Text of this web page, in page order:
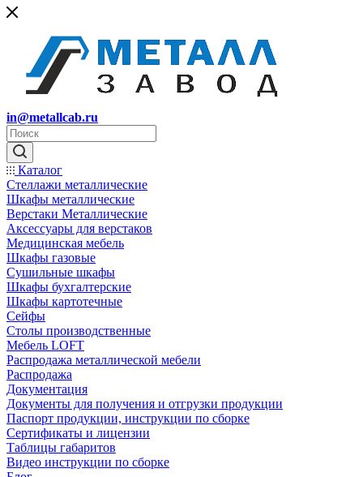
in@metallcab.ru
Каталог
Стеллажи металлические
Шкафы металлические
Верстаки Металлические
Аксессуары для верстаков
Медицинская мебель
Шкафы газовые
Сушильные шкафы
Шкафы бухгалтерские
Шкафы картотечные
Сейфы
Столы производственные
Мебель LOFT
Распродажа металлической мебели
Распродажа
Документация
Документы для получения и отгрузки продукции
Паспорт продукции, инструкции по сборке
Сертификаты и лицензии
Таблицы габаритов
Видео инструкции по сборке